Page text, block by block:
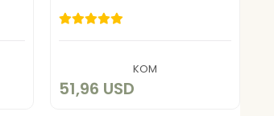
KOM
51,96 USD
Add to cart